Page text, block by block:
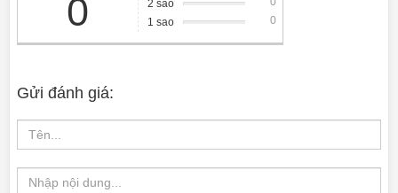
0
2 sao
1 sao
0
Gửi đánh giá: